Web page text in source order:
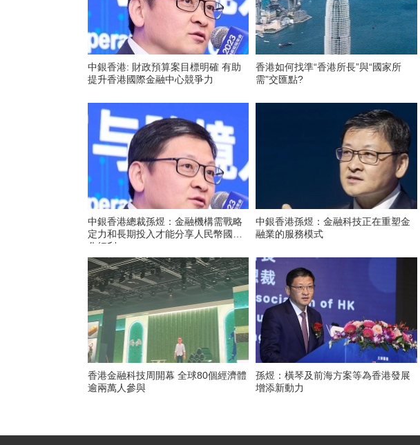
中銀香港: 財政預算案目標明確 有助
提升香港國際金融中心競爭力
香港如何找準“香港所長”與“國家所
需”交匯點?
中銀香港總裁孫煜：金融機構需戰略
定力和長期投入才能分享人民幣國際
化紅利
中銀香港孫煜：金融科技正在重塑金
融業的服務模式
香港金融科技周開幕 全球80個經濟體
逾兩萬人參與
孫煜：橫琴及前海方案等為香港發展
增添新動力